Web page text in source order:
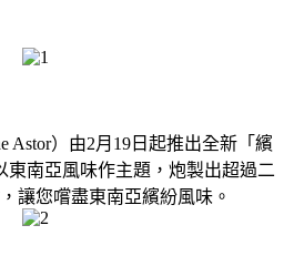
Astor）由2月19日起推出全新「繽
東南亞風味作主題，炮製出超過二
讓您嚐盡東南亞繽紛風味。